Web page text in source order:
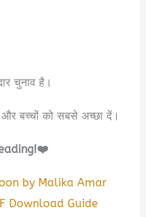
चुनाव है।
बच्चों को सबसे अच्छा दें।
by Malika Amar
Download Guide